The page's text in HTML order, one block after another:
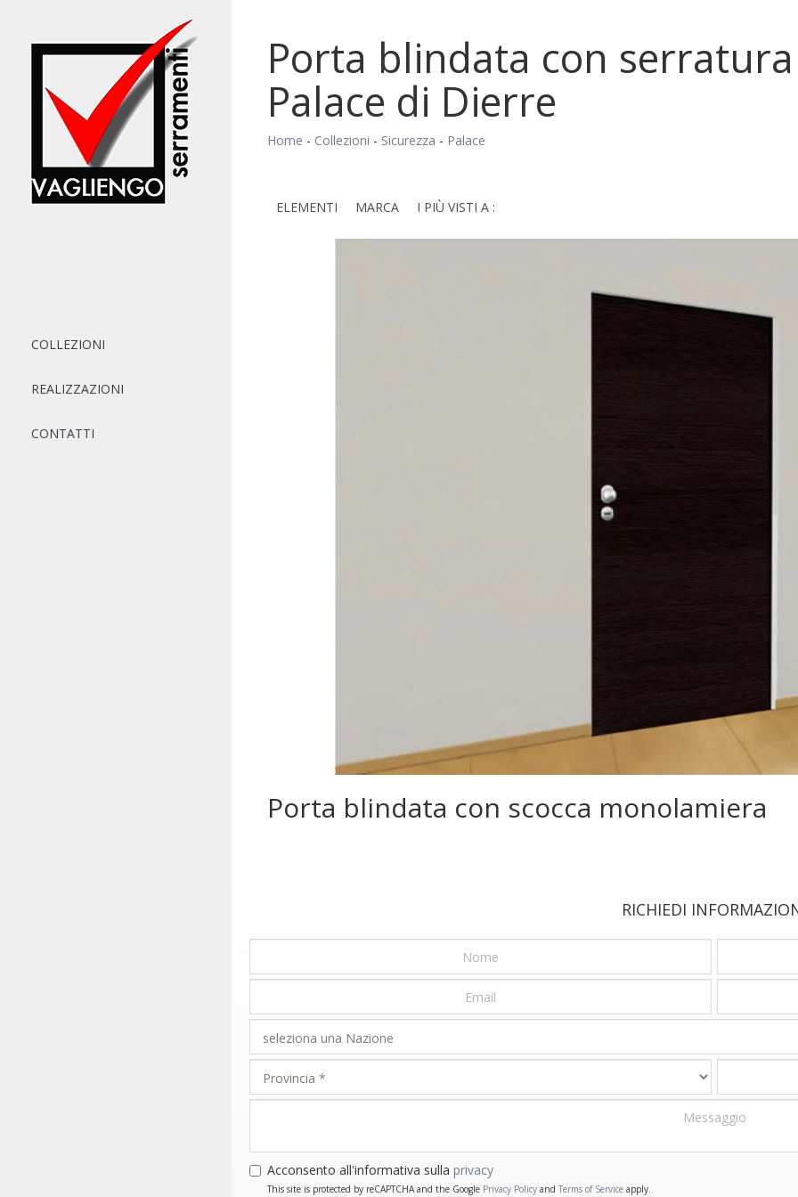
COLLEZIONI
REALIZZAZIONI
CONTATTI
Porta blindata con
Palace di Dierre
Home - Collezioni - Sicurezza - Palace
ELEMENTI MARCA I PIÙ VISTI A :
Porta blindata con scocca monolamiera
RICHIEDI
Acconsento all'informativa sulla privacy
This site is protected by reCAPTCHA and the Google Privacy Policy and Terms of Service apply.